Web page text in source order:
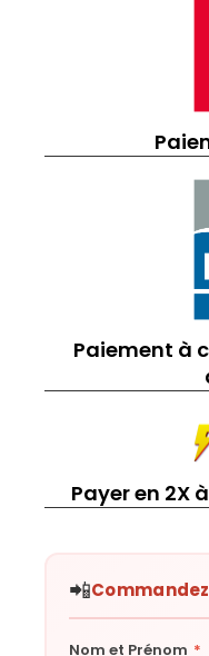
Paiement à
Payer en 2X
📲
Nom et Prénom *